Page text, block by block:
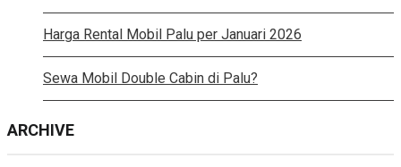
Harga Rental Mobil Palu per Januari 2026
Sewa Mobil Double Cabin di Palu?
ARCHIVE